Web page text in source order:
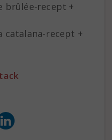
brûlée-recept +
catalana-recept +